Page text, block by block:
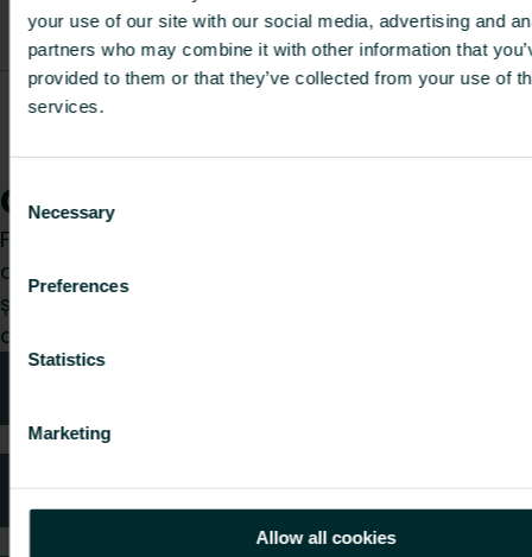
your use of our site with our social media, advertising and
partners who may combine it with other information that
provided to them or that they’ve collected from your use of
services.
Consent
Selection
Necessary
Preferences
Statistics
Marketing
Allow all cookies
FAZTTBSFB53143P0
spring HKS
20
14 0.22
Internal
16
Cum vă putem ajuta?
Fie că sunteți un instalator, arhitect, proiectant,
distribuitor sau utilizator final, alegeți o categorie
și vom fi bucuroși să ne ocupăm de cererea
dumneavoastră.